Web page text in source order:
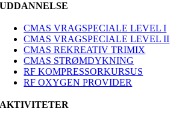
UDDANNELSE
CMAS VRAGSPECIALE LEVEL I
CMAS VRAGSPECIALE LEVEL II
CMAS REKREATIV TRIMIX
CMAS STRØMDYKNING
RF KOMPRESSORKURSUS
RF OXYGEN PROVIDER
AKTIVITETER